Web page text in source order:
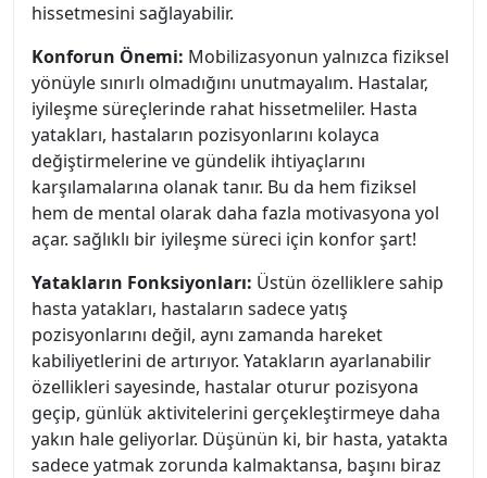
hissetmesini sağlayabilir.
Konforun Önemi: Mobilizasyonun yalnızca fiziksel
yönüyle sınırlı olmadığını unutmayalım. Hastalar,
iyileşme süreçlerinde rahat hissetmeliler. Hasta
yatakları, hastaların pozisyonlarını kolayca
değiştirmelerine ve gündelik ihtiyaçlarını
karşılamalarına olanak tanır. Bu da hem fiziksel
hem de mental olarak daha fazla motivasyona yol
açar. sağlıklı bir iyileşme süreci için konfor şart!
Yatakların Fonksiyonları: Üstün özelliklere sahip
hasta yatakları, hastaların sadece yatış
pozisyonlarını değil, aynı zamanda hareket
kabiliyetlerini de artırıyor. Yatakların ayarlanabilir
özellikleri sayesinde, hastalar oturur pozisyona
geçip, günlük aktivitelerini gerçekleştirmeye daha
yakın hale geliyorlar. Düşünün ki, bir hasta, yatakta
sadece yatmak zorunda kalmaktansa, başını biraz